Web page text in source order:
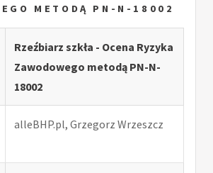
METODĄ PN-N-18002
Rzeźbiarz szkła - Ocena Ryzyka
Zawodowego metodą PN-N-
18002
alleBHP.pl, Grzegorz Wrzeszcz